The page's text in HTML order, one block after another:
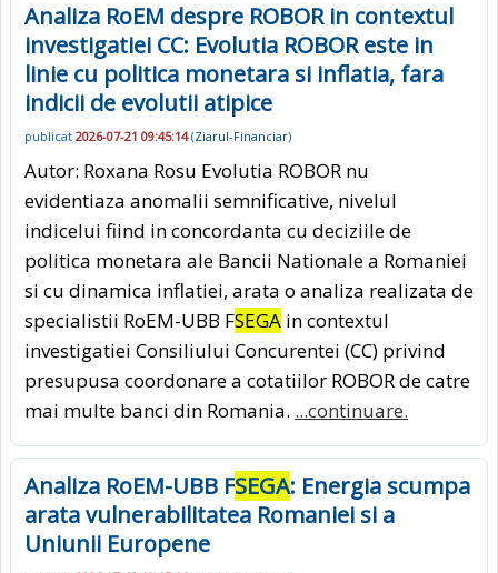
Analiza RoEM despre ROBOR in contextul
investigatiei CC: Evolutia ROBOR este in
linie cu politica monetara si inflatia, fara
indicii de evolutii atipice
publicat 2026-07-21 09:45:14(Ziarul-Financiar)
Autor: Roxana Rosu Evolutia ROBOR nu
evidentiaza anomalii semnificative, nivelul
indicelui fiind in concordanta cu deciziile de
politica monetara ale Bancii Nationale a Romaniei
si cu dinamica inflatiei, arata o analiza realizata de
specialistii RoEM-UBB FSEGA in contextul
investigatiei Consiliului Concurentei (CC) privind
presupusa coordonare a cotatiilor ROBOR de catre
mai multe banci din Romania. ...continuare.
Analiza RoEM-UBB FSEGA: Energia scumpa
arata vulnerabilitatea Romaniei si a
Uniunii Europene